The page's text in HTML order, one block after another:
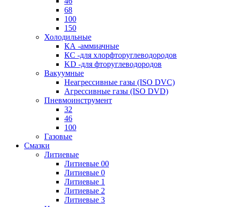
68
100
150
Холодильные
КА -аммиачные
КС -для хлорфторуглеводородов
KD -для фторуглеводородов
Вакуумные
Неагрессивные газы (ISO DVC)
Агрессивные газы (ISO DVD)
Пневмоинструмент
32
46
100
Газовые
Смазки
Литиевые
Литиевые 00
Литиевые 0
Литиевые 1
Литиевые 2
Литиевые 3